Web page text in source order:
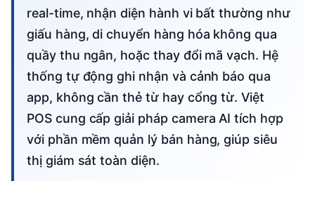
real-time, nhận diện hành vi bất thường như
giấu hàng, di chuyển hàng hóa không qua
quầy thu ngân, hoặc thay đổi mã vạch. Hệ
thống tự động ghi nhận và cảnh báo qua
app, không cần thẻ từ hay cổng từ. Việt
POS cung cấp giải pháp camera AI tích hợp
với phần mềm quản lý bán hàng, giúp siêu
thị giám sát toàn diện.